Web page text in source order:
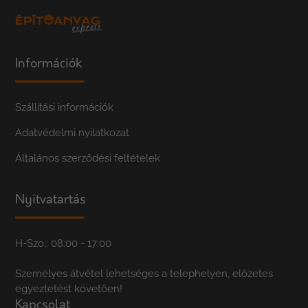
Információk
Szállítási információk
Adatvédelmi nyilatkozat
Általános szerződési feltételek
Nyitvatartás
H-Szo.: 08:00 - 17:00
Személyes átvétel lehetséges a telephelyen, előzetes
egyeztetést követően!
Kapcsolat